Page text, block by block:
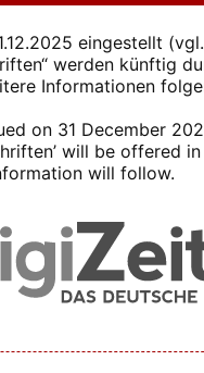
eingestellt (vgl.
werden künftig
Informationen
on 31 December
will be offered
will follow.